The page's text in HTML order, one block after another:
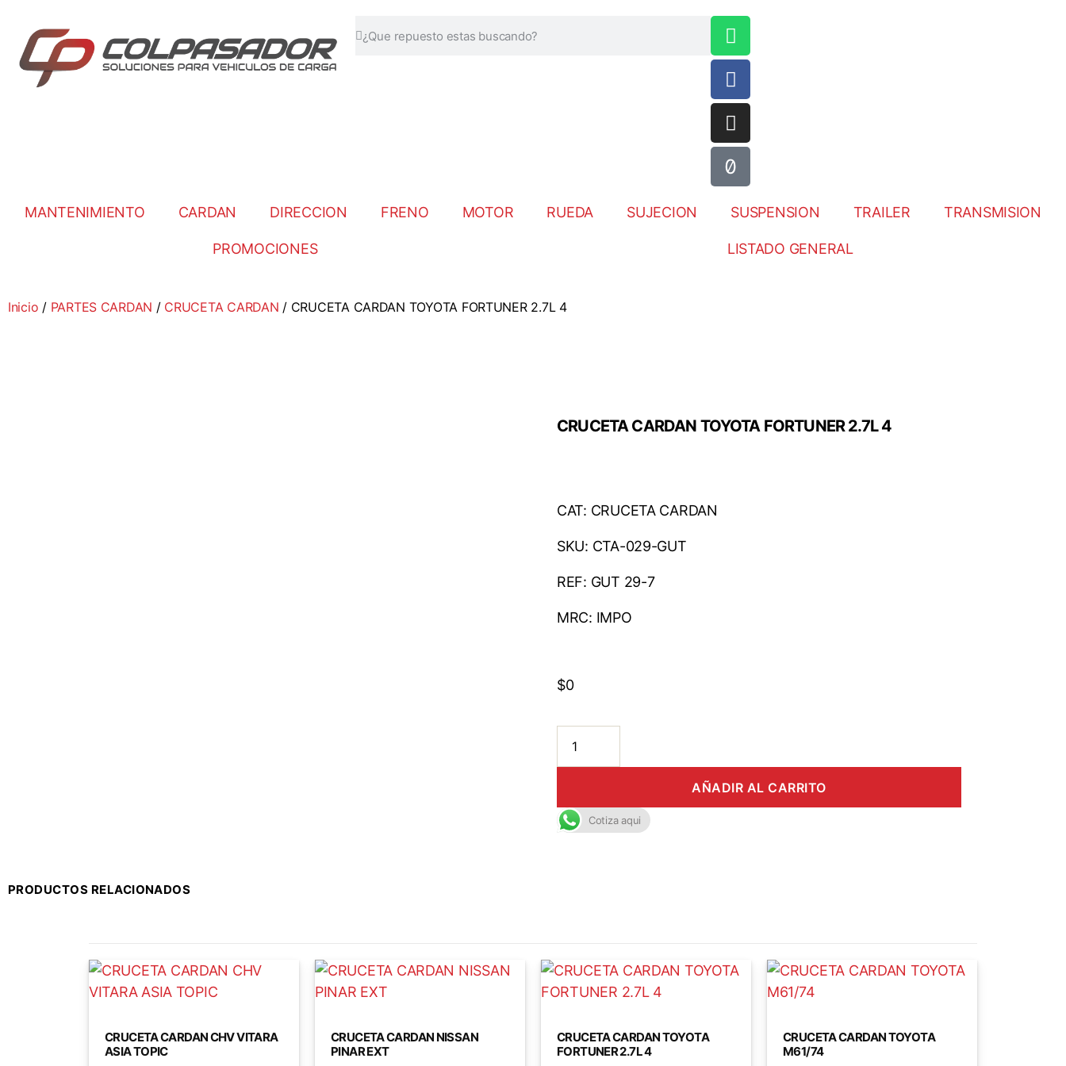
MANTENIMIENTO CARDAN DIRECCION FRENO MOTOR RUEDA SUJECION SUSPENSION TRAILER TRANSMISION
PROMOCIONES LISTADO GENERAL
Inicio / PARTES CARDAN / CRUCETA CARDAN / CRUCETA CARDAN TOYOTA FORTUNER 2.7L 4
CRUCETA CARDAN TOYOTA FORTUNER 2.7L 4
CAT: CRUCETA CARDAN
SKU: CTA-029-GUT
REF: GUT 29-7
MRC: IMPO
$0
AÑADIR AL CARRITO
Cotiza aqui
PRODUCTOS RELACIONADOS
CRUCETA CARDAN CHV VITARA
ASIA TOPIC
CRUCETA CARDAN NISSAN
PINAR EXT
CRUCETA CARDAN TOYOTA
FORTUNER 2.7L 4
CRUCETA CARDAN TOYOTA
M61/74